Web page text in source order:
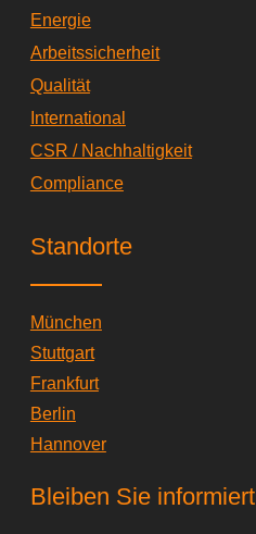
Energie
Arbeitssicherheit
Qualität
International
CSR / Nachhaltigkeit
Compliance
Standorte
München
Stuttgart
Frankfurt
Berlin
Hannover
Bleiben Sie informiert